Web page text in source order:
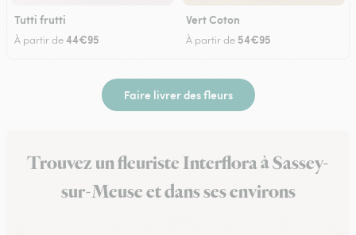
Tutti frutti
À partir de44€95
Vert Coton
À partir de 54€95
Faire livrer des fleurs
Trouvez un fleuriste Interflora à Sassey-
sur-Meuse et dans ses environs